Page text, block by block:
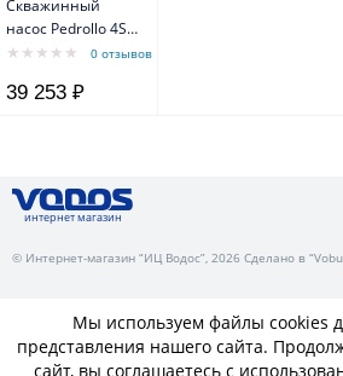
Скважинный
насос Pedrollo 4SR
1/12 F-PD с
двигателем 4PD
0 отзывов
39 253 ₽
интернет магазин
© Интернет-магазин “ИЦ Водос”, 2026 Сделано в
Мы используем файлы cookies
представления нашего сайта.
сайт, вы соглашаетесь с